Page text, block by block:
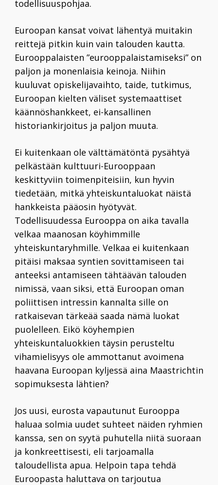
todellisuuspohjaa.
Euroopan kansat voivat lähentyä muitakin
reittejä pitkin kuin vain talouden kautta.
Eurooppalaisten ”eurooppalaistamiseksi” on
paljon ja monenlaisia keinoja. Niihin
kuuluvat opiskelijavaihto, taide, tutkimus,
Euroopan kielten väliset systemaattiset
käännöshankkeet, ei-kansallinen
historiankirjoitus ja paljon muuta.
Ei kuitenkaan ole välttämätöntä pysähtyä
pelkästään kulttuuri-Eurooppaan
keskittyviin toimenpiteisiin, kun hyvin
tiedetään, mitkä yhteiskuntaluokat näistä
hankkeista pääosin hyötyvät.
Todellisuudessa Eurooppa on aika tavalla
velkaa maanosan köyhimmille
yhteiskuntaryhmille. Velkaa ei kuitenkaan
pitäisi maksaa syntien sovittamiseen tai
anteeksi antamiseen tähtäävän talouden
nimissä, vaan siksi, että Euroopan oman
poliittisen intressin kannalta sille on
ratkaisevan tärkeää saada nämä luokat
puolelleen. Eikö köyhempien
yhteiskuntaluokkien täysin perusteltu
vihamielisyys ole ammottanut avoimena
haavana Euroopan kyljessä aina Maastrichtin
sopimuksesta lähtien?
Jos uusi, eurosta vapautunut Eurooppa
haluaa solmia uudet suhteet näiden ryhmien
kanssa, sen on syytä puhutella niitä suoraan
ja konkreettisesti, eli tarjoa­malla
taloudellista apua. Helpoin tapa tehdä
Euroopasta haluttava on tarjoutua